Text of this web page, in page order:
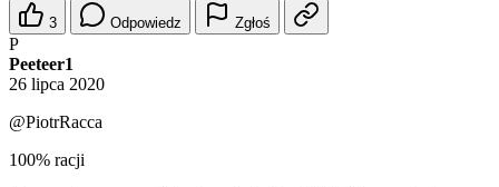
3 Odpowiedz Zgłoś
P
Peeteer1
26 lipca 2020
@PiotrRacca
100% racji